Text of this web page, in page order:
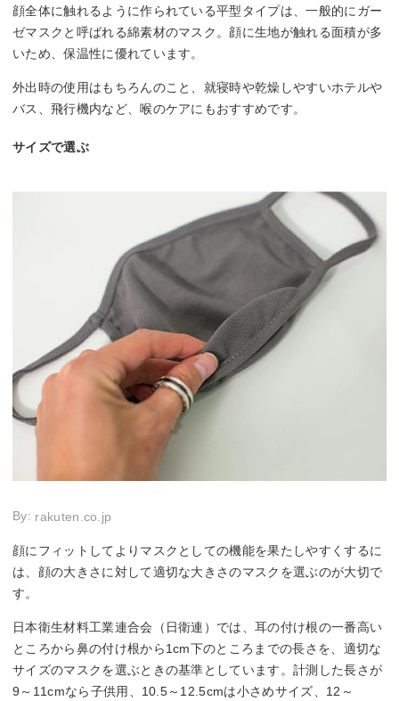
顔全体に触れるように作られている平型タイプは、一般的にガー
ゼマスクと呼ばれる綿素材のマスク。顔に生地が触れる面積が多
いため、保温性に優れています。
外出時の使用はもちろんのこと、就寝時や乾燥しやすいホテルや
バス、飛行機内など、喉のケアにもおすすめです。
サイズで選ぶ
By: rakuten.co.jp
顔にフィットしてよりマスクとしての機能を果たしやすくするに
は、顔の大きさに対して適切な大きさのマスクを選ぶのが大切で
す。
日本衛生材料工業連合会（日衛連）では、耳の付け根の一番高い
ところから鼻の付け根から1cm下のところまでの長さを、適切な
サイズのマスクを選ぶときの基準としています。計測した長さが
9～11cmなら子供用、10.5～12.5cmは小さめサイズ、12～